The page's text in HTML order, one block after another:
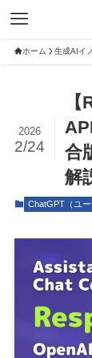
ホーム 生成AIイ
合
解
2026
2/24
ChatGPT（ユー